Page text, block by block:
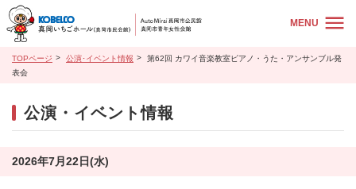
MENU
TOPページ 公演･イベント情報
第62回 カワイ音楽教室ピアノ・うた・アンサンブル発
表会
公演・イベント情報
2026年7月22日(水)